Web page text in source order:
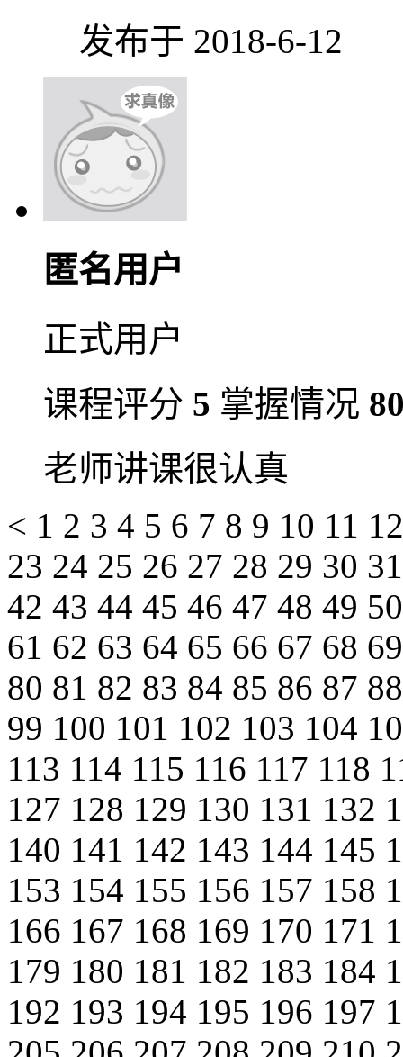
发布于 2018-6-12
匿名用户
正式用户
课程评分 5 掌握情况
老师讲课很认真
< 1 2 3 4 5 6 7 8 9 10 11
23 24 25 26 27 28 29 30
42 43 44 45 46 47 48 49
61 62 63 64 65 66 67 68
80 81 82 83 84 85 86 87
99 100 101 102 103 104
113 114 115 116 117 118
127 128 129 130 131 132
140 141 142 143 144 145
153 154 155 156 157 158
166 167 168 169 170 171
179 180 181 182 183 184
192 193 194 195 196 197